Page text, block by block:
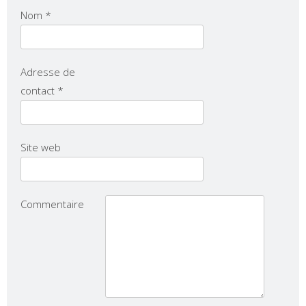
Nom *
Adresse de
contact *
Site web
Commentaire